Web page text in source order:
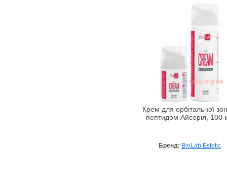
Крем для орбітальної
пептидом Айсеріл, 100
Бренд: BioLab Estetic